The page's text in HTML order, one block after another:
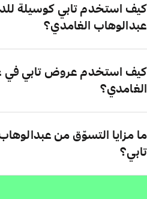
كيف استخدم تابي كوسيلة
عبدالوهاب الغامدي؟
كيف استخدم عروض تابي في
الغامدي؟
ما مزايا التسوّق من
تابي؟